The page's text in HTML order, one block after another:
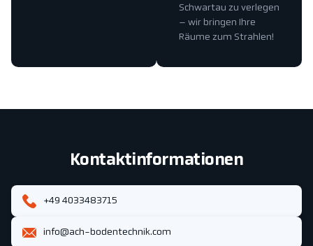
Schwartau zu verlegen
– wir bringen Ihre
Räume zum Strahlen!
Kontaktinformationen
+49 4033483715
info@ach-bodentechnik.com